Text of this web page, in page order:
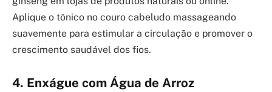
Aplique o tônico no couro cabeludo massageando
suavemente para estimular a circulação e promover o
crescimento saudável dos fios.
4. Enxágue com Água de Arroz